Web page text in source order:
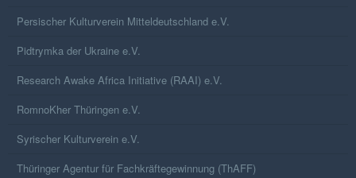
Persischer Kulturverein Mitteldeutschland e.V.
Pidtrymka der Ukraine e.V.
Research Awake Africa Initiative (RAAI) e.V.
RomnoKher Thüringen e.V.
Syrischer Kulturverein e.V.
Thüringer Agentur für Fachkräftegewinnung (ThAFF)